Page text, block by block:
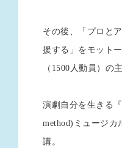
その後、「プロと
援する」をモット
（1500人動員）の
演劇自分を生きる
method)ミュージカ
講。